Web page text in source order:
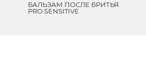
БАЛЬЗАМ ПОСЛЕ БРИТЬЯ
PRO SENSITIVE